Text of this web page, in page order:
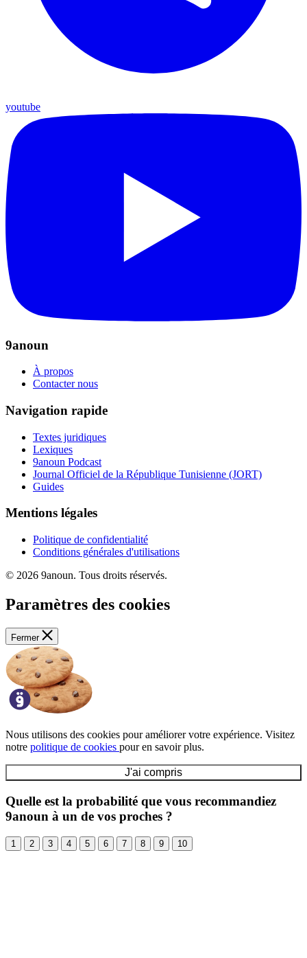
youtube
9anoun
À propos
Contacter nous
Navigation rapide
Textes juridiques
Lexiques
9anoun Podcast
Journal Officiel de la République Tunisienne (JORT)
Guides
Mentions légales
Politique de confidentialité
Conditions générales d'utilisations
© 2026 9anoun. Tous droits réservés.
Paramètres des cookies
Fermer
Nous utilisons des cookies pour améliorer votre expérience. Visitez
notre politique de cookies pour en savoir plus.
J'ai compris
Quelle est la probabilité que vous recommandiez
9anoun à un de vos proches ?
1 2 3 4 5 6 7 8 9 10